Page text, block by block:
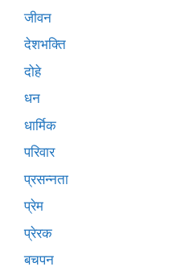
जीवन
देशभक्ति
दोहे
धन
धार्मिक
परिवार
प्रसन्नता
प्रेम
प्रेरक
बचपन